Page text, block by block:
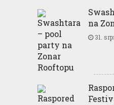
na
31.